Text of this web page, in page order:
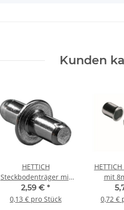
Kunden
HETTICH
Steckbodenträger mit
Flansch, 5mm, verzinkt,
20 Stück
2,59 € *
0,13 € pro Stück
mit
0,72 €